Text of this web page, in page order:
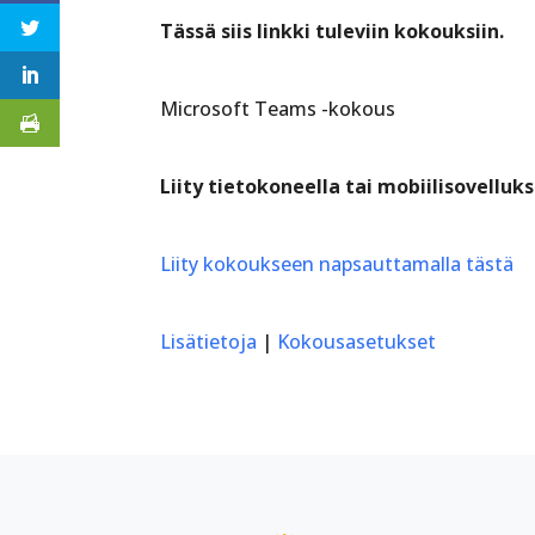
Tässä siis linkki tuleviin kokouksiin.
Microsoft Teams -kokous
Liity tietokoneella tai
Liity kokoukseen napsauttamalla tästä
Lisätietoja | Kokousasetukset